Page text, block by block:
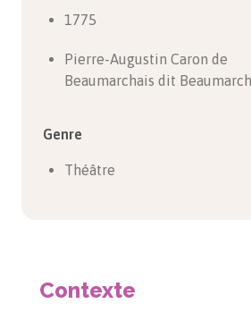
1775
Pierre-Augustin Caron de
Beaumarchais dit
Genre
Théâtre
Contexte